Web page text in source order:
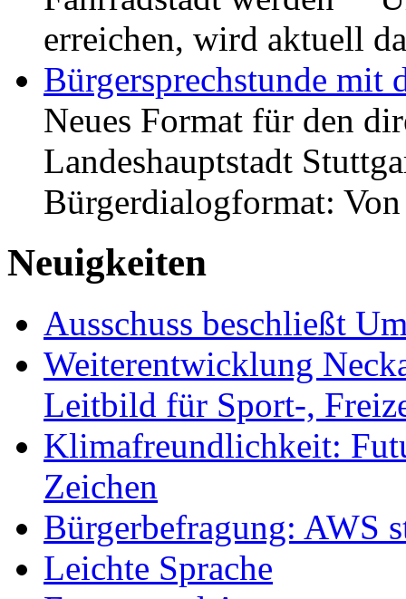
erreichen, wird aktuell
Bürgersprechstunde mit
Neues Format für den
Landeshauptstadt
Bürgerdialogformat:
Neuigkeiten
Ausschuss beschließt
Weiterentwicklung
Leitbild für Sport-,
Klimafreundlichkeit:
Zeichen
Bürgerbefragung: AWS
Leichte Sprache